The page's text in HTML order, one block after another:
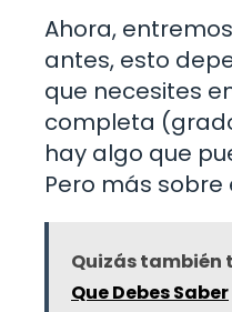
Ahora,
antes, esto
que necesites
completa
hay algo que
Pero más
Quizás también
Que Debes Saber